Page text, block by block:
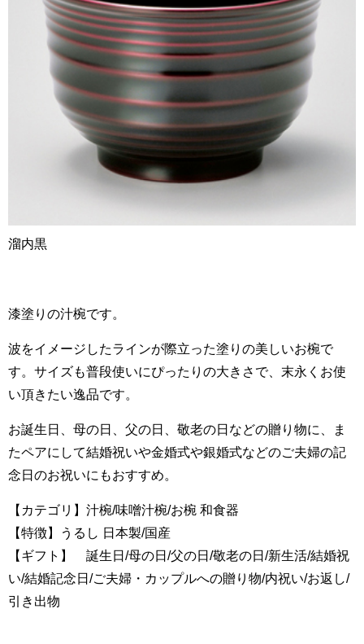
溜内黒
漆塗りの汁椀です。
波をイメージしたラインが際立った塗りの美しいお椀で
す。サイズも普段使いにぴったりの大きさで、末永くお使
い頂きたい逸品です。
お誕生日、母の日、父の日、敬老の日などの贈り物に、ま
たペアにして結婚祝いや金婚式や銀婚式などのご夫婦の記
念日のお祝いにもおすすめ。
【カテゴリ】汁椀/味噌汁椀/お椀 和食器
【特徴】うるし 日本製/国産
【ギフト】 誕生日/母の日/父の日/敬老の日/新生活/結婚祝
い/結婚記念日/ご夫婦・カップルへの贈り物/内祝い/お返し/
引き出物